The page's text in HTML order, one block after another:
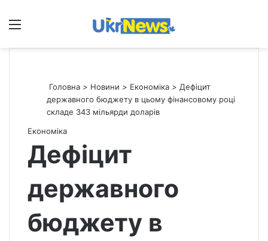
Меню
Головна > Новини > Економіка > Дефіцит
державного бюджету в цьому фінансовому році
складе 343 мільярди доларів
Економіка
Дефіцит
державного
бюджету в